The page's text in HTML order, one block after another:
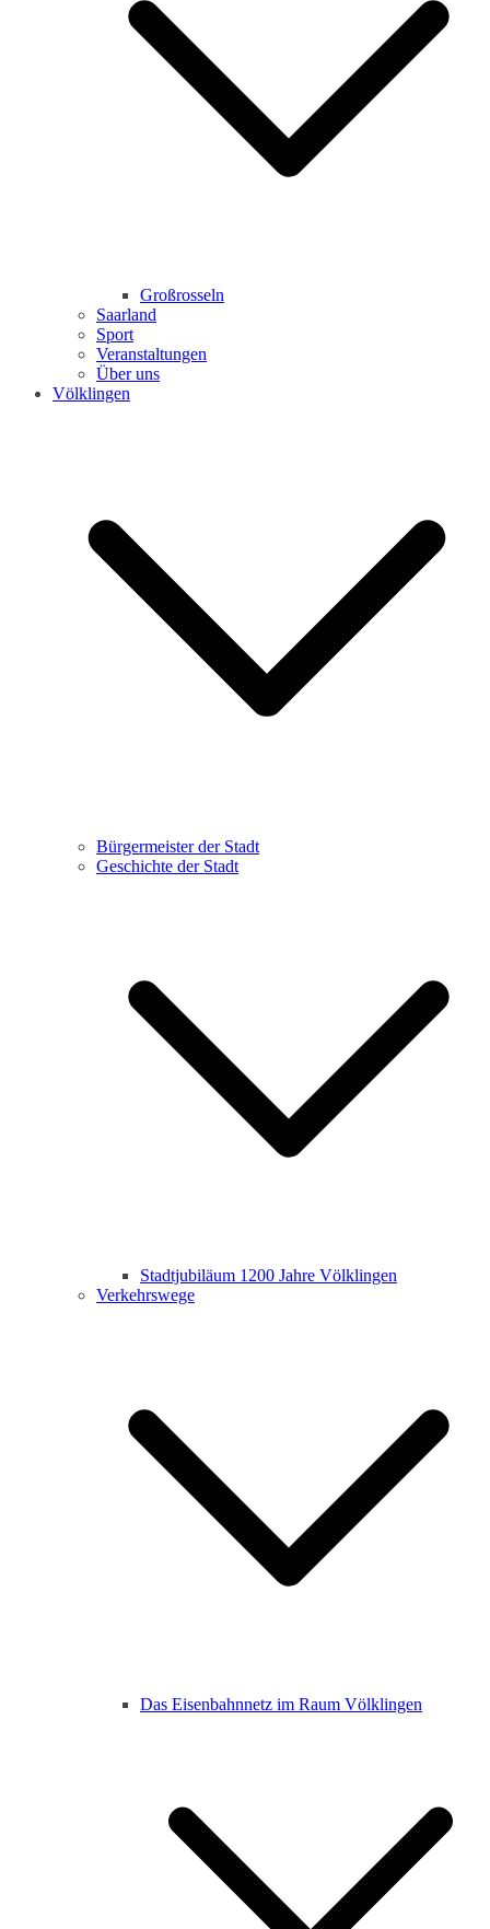
Großrosseln
Saarland
Sport
Veranstaltungen
Über uns
Völklingen
Bürgermeister der Stadt
Geschichte der Stadt
Stadtjubiläum 1200 Jahre Völklingen
Verkehrswege
Das Eisenbahnnetz im Raum Völklingen